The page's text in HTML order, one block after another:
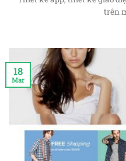
trên
18
Mar